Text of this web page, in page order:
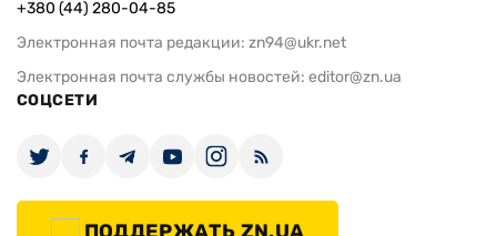
+380 (44) 280-04-85
Электронная почта редакции: zn94@ukr.net
Электронная почта службы новостей: editor@zn.ua
СОЦСЕТИ